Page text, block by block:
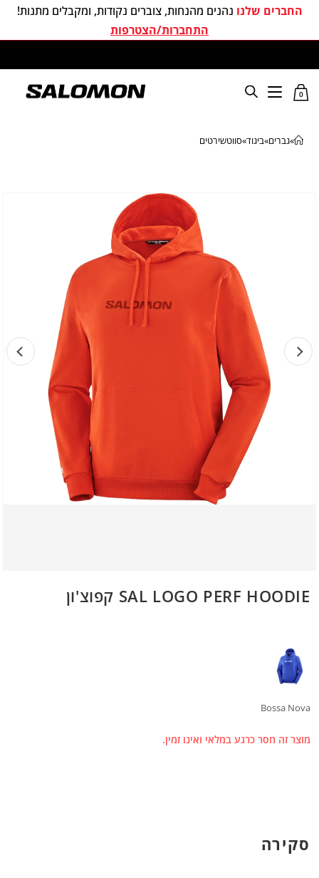
החברים שלנו נהנים מהנחות, צוברים נקודות, ומקבלים מתנות!
התחברות/הצטרפות
0
»גברים»ביגוד»סווטשירטים
SAL LOGO PERF HOODIE קפוצ'ון
Bossa Nova
מוצר זה חסר כרגע במלאי ואינו זמין.
סקירה